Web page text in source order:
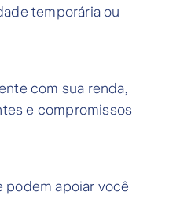
temporária ou
com sua renda,
e compromissos
podem apoiar você